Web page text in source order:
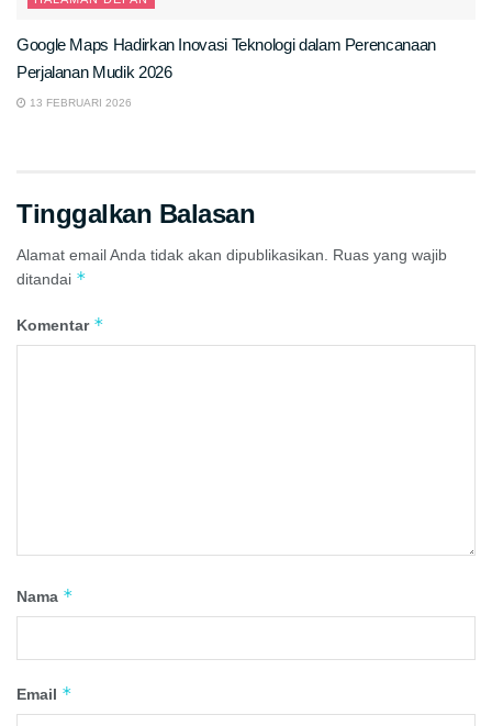
Google Maps Hadirkan Inovasi Teknologi dalam Perencanaan
Perjalanan Mudik 2026
13 FEBRUARI 2026
Tinggalkan Balasan
Alamat email Anda tidak akan dipublikasikan.
Ruas yang wajib
ditandai *
Komentar *
Nama *
Email *